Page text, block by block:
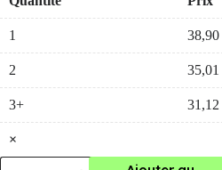
1 38,90
2 35,01
3+ 31,12
×
quantité